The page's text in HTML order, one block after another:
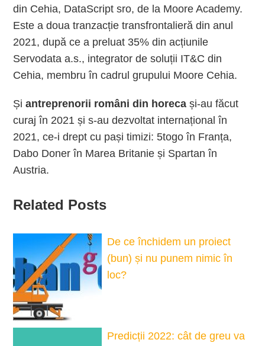
din Cehia, DataScript sro, de la Moore Academy.
Este a doua tranzacție transfrontalieră din anul
2021, după ce a preluat 35% din acțiunile
Servodata a.s., integrator de soluții IT&C din
Cehia, membru în cadrul grupului Moore Cehia.
Șiantreprenorii români din horeca și-au făcut
curaj în 2021 și s-au dezvoltat internațional în
2021, ce-i drept cu pași timizi: 5togo în Franța,
Dabo Doner în Marea Britanie și Spartan în
Austria.
Related Posts
De ce închidem un proiect
(bun) și nu punem nimic în
loc?
Predicții 2022: cât de greu va